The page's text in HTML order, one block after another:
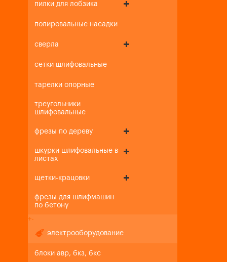
пилки для лобзика
полировальные насадки
сверла
сетки шлифовальные
тарелки опорные
треугольники
шлифовальные
фрезы по дереву
шкурки шлифовальные в
листах
щетки-крацовки
фрезы для шлифмашин
по бетону
+-
электрооборудование
блоки авр, бкз, бкс